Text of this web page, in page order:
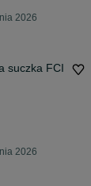
2026
suczka FCI
2026